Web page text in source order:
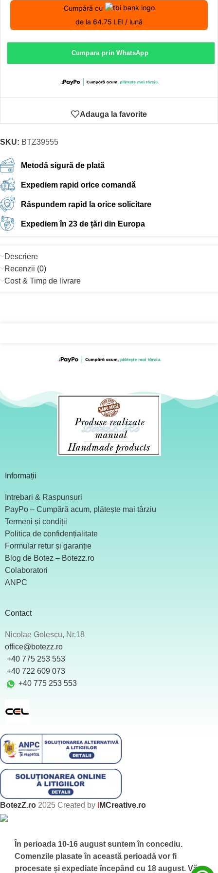
Cumpără cu
de la 64.75 LEI / lună
Cumpara prin WhatsApp
Adauga la favorite
SKU: BTZ39555
Metodă sigură de plată
Expediem rapid orice comandă
Răspundem rapid la orice solicitare
Expediem în 23 de țări din Europa
Descriere
Recenzii (0)
Cost & Timp de livrare
Informații
Intrebari & Raspunsuri
PayPo – Cumpără acum, plătește mai târziu
Termeni și condiții
Politica de confidențialitate
Formular retur și garanție
Blog de Botez – Botezz.ro
Colaboratori
ANPC
Contact
Nicolae Golescu, Nr.18
office@botezz.ro
+40 775 253 553
‪ +40 722 609 073
+40 775 253 553
BotezZ.ro 2025 Created by MCreative.ro
În perioada 10-16 august suntem în concediu.
Comenzile plasate în această perioadă vor fi
procesate și expediate începând cu 18 august. Vă